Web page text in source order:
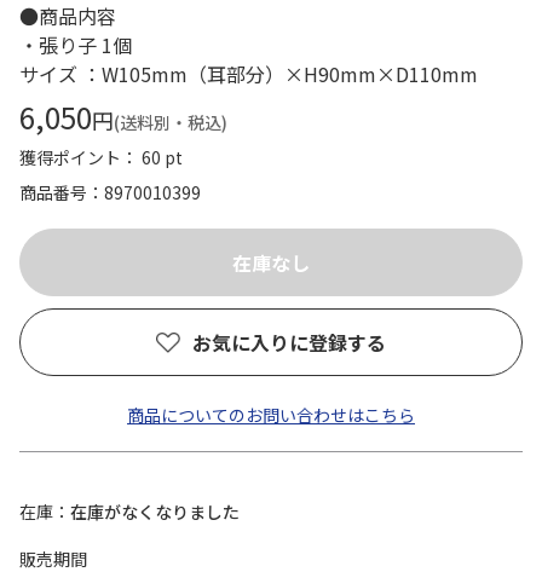
●商品内容
・張り子 1個
サイズ ：W105mm（耳部分）×H90mm×D110mm
6,050円(送料別・税込)
獲得ポイント： 60 pt
商品番号
8970010399
お気に入りに登録する
商品についてのお問い合わせはこちら
在庫
在庫がなくなりました
販売期間